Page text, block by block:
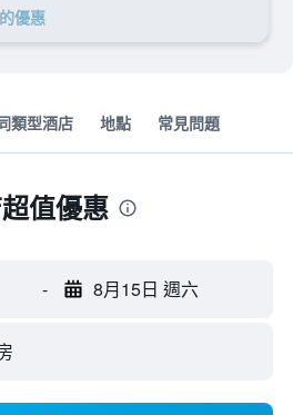
優惠
類型酒店 地點 常見問題
值優惠
- 8月15日 週六